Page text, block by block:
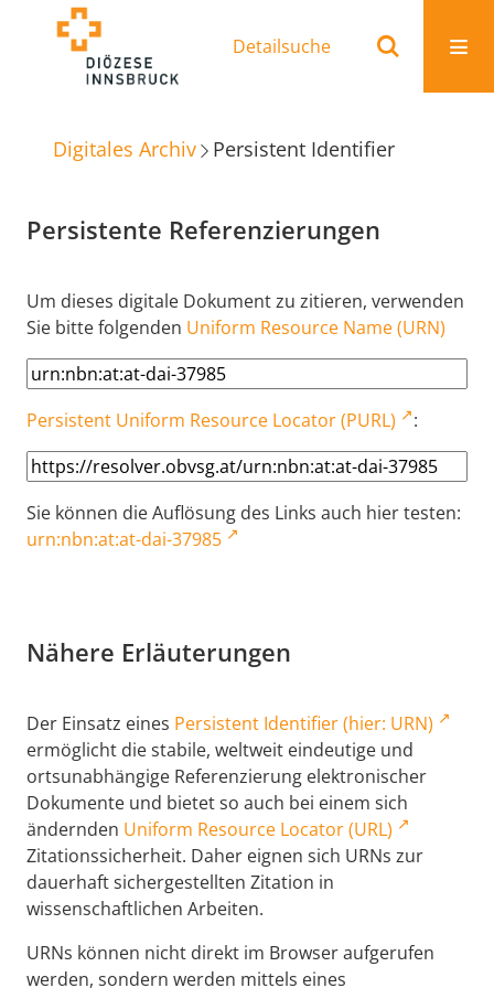
Detailsuche
Digitales Archiv Persistent Identifier
Persistente Referenzierungen
Um dieses digitale Dokument zu zitieren, verwenden
Sie bitte folgenden Uniform Resource Name (URN)
Persistent Uniform Resource Locator (PURL) :
Sie können die Auflösung des Links auch hier testen:
urn:nbn:at:at-dai-37985
Nähere Erläuterungen
Der Einsatz eines Persistent Identifier (hier: URN)
ermöglicht die stabile, weltweit eindeutige und
ortsunabhängige Referenzierung elektronischer
Dokumente und bietet so auch bei einem sich
ändernden Uniform Resource Locator (URL)
Zitationssicherheit. Daher eignen sich URNs zur
dauerhaft sichergestellten Zitation in
wissenschaftlichen Arbeiten.
URNs können nicht direkt im Browser aufgerufen
werden, sondern werden mittels eines